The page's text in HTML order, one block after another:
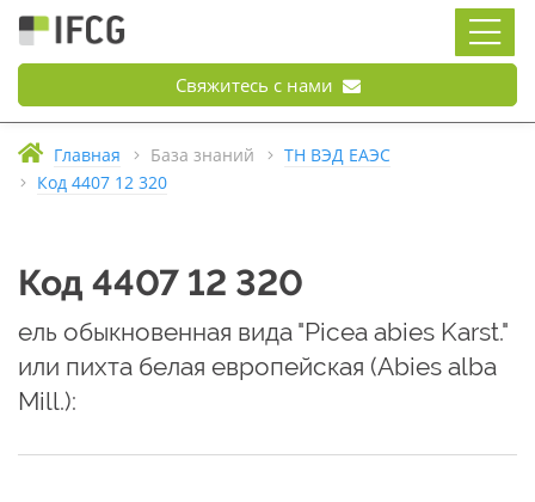
Свяжитесь с нами
Главная База знаний
ТН ВЭД ЕАЭС
Код 4407 12 320
Код 4407 12 320
ель обыкновенная вида "Picea abies Karst."
или пихта белая европейская (Abies alba
Mill.):